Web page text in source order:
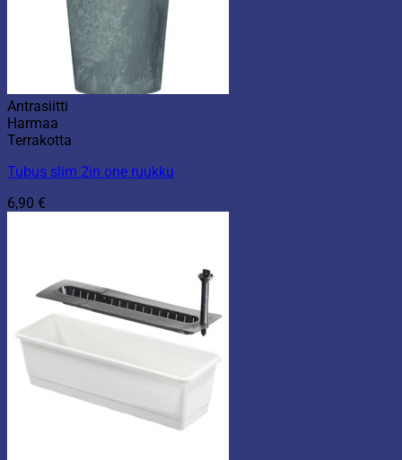
Antrasiitti
Harmaa
Terrakotta
Tubus slim 2in one ruukku
6,90 €